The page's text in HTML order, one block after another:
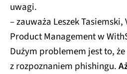
uwagi.
– zauważa Leszek
Product Management w
Dużym problemem jest to,
z rozpoznaniem phishingu.